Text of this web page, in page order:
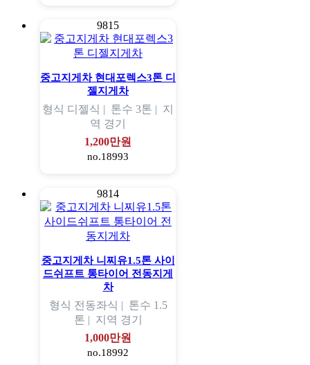
9815
중고지게차 현대포렉스3톤 디
젤지게차
형식 디젤식 | 톤수 3톤 | 지
역 경기
1,200만원
no.18993
9814
중고지게차 니찌유1.5톤 사이
드쉬프트 통타이어 전동지게
차
형식 전동좌식 | 톤수 1.5
톤 | 지역 경기
1,000만원
no.18992